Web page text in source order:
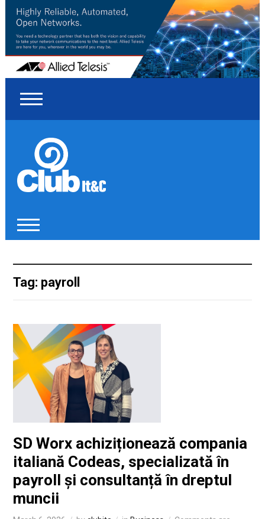
Tag: payroll
SD Worx achiziționează compania
italiană Codeas, specializată în
payroll și consultanță în dreptul
muncii